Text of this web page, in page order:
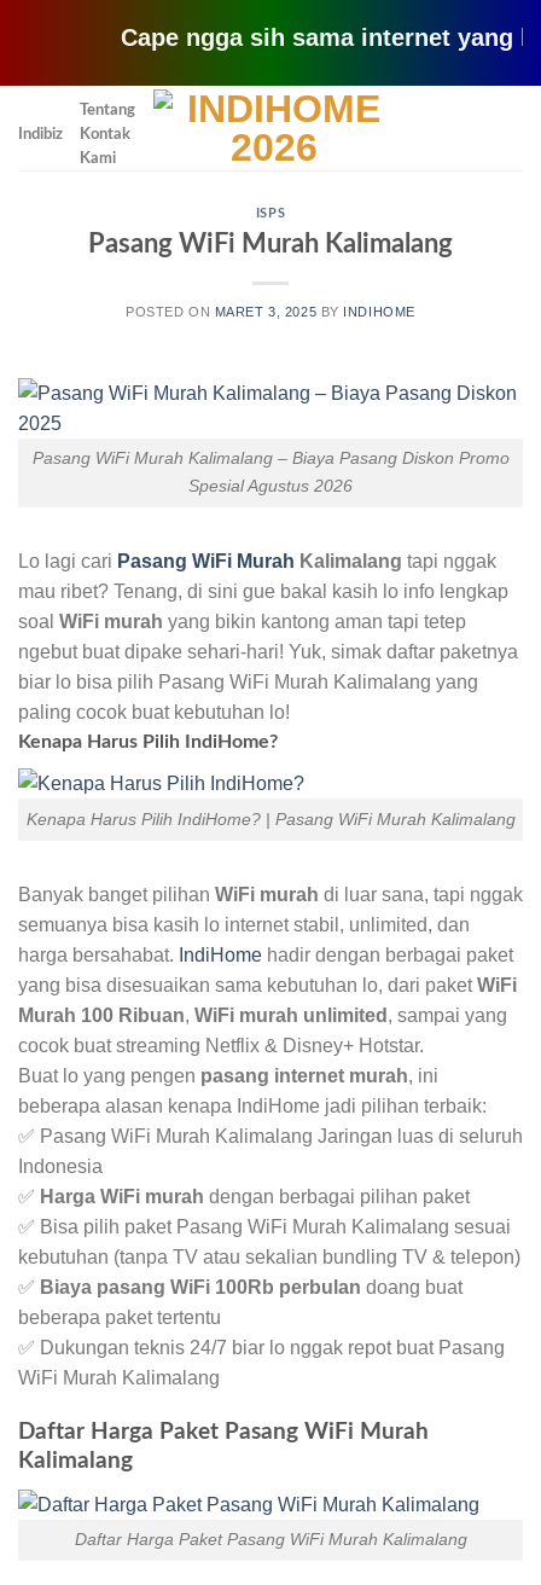
Cape ngga sih sama internet yang
Indibiz
Tentang
Kontak
Kami
ISPS
Pasang WiFi Murah Kalimalang
POSTED ON MARET 3, 2025 BY INDIHOME
Pasang WiFi Murah Kalimalang – Biaya Pasang Diskon Promo
Spesial Agustus 2026
Lo lagi cari Pasang WiFi Murah Kalimalang tapi nggak
mau ribet? Tenang, di sini gue bakal kasih lo info lengkap
soal WiFi murah yang bikin kantong aman tapi tetep
ngebut buat dipake sehari-hari! Yuk, simak daftar paketnya
biar lo bisa pilih Pasang WiFi Murah Kalimalang yang
paling cocok buat kebutuhan lo!
Kenapa Harus Pilih IndiHome?
Kenapa Harus Pilih IndiHome? | Pasang WiFi Murah Kalimalang
Banyak banget pilihan WiFi murah di luar sana, tapi nggak
semuanya bisa kasih lo internet stabil, unlimited, dan
harga bersahabat. IndiHome hadir dengan berbagai paket
yang bisa disesuaikan sama kebutuhan lo, dari paketWiFi
Murah 100 Ribuan, WiFi murah unlimited , sampai yang
cocok buat streaming Netflix & Disney+ Hotstar.
Buat lo yang pengen pasang internet murah, ini
beberapa alasan kenapa IndiHome jadi pilihan terbaik:
✅ Pasang WiFi Murah Kalimalang Jaringan luas di seluruh
Indonesia
✅ Harga WiFi murah dengan berbagai pilihan paket
✅ Bisa pilih paket Pasang WiFi Murah Kalimalang sesuai
kebutuhan (tanpa TV atau sekalian bundling TV & telepon)
✅ Biaya pasang WiFi 100Rb perbulan doang buat
beberapa paket tertentu
✅ Dukungan teknis 24/7 biar lo nggak repot buat Pasang
WiFi Murah Kalimalang
Daftar Harga Paket Pasang WiFi Murah
Kalimalang
Daftar Harga Paket Pasang WiFi Murah Kalimalang